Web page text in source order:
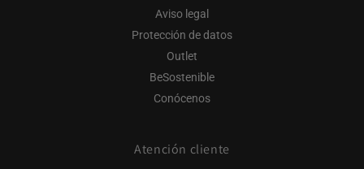
Aviso legal
Protección de datos
Outlet
BeSostenible
Conócenos
Atención cliente